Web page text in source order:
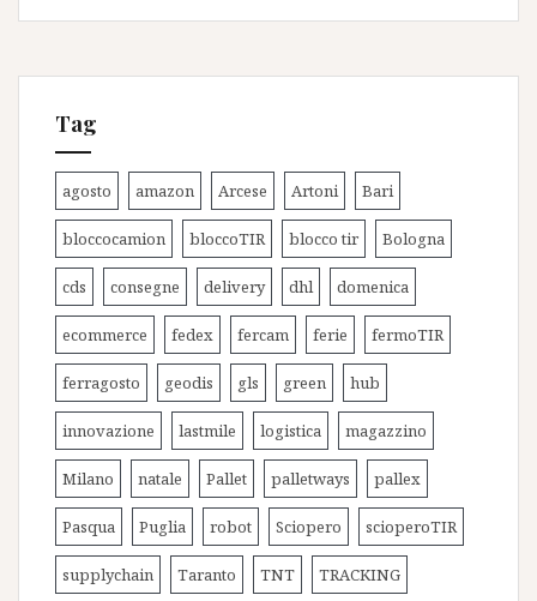
Tag
agosto amazon Arcese Artoni Bari
bloccocamion bloccoTIR blocco tir Bologna
cds consegne delivery dhl domenica
ecommerce fedex fercam ferie fermoTIR
ferragosto geodis gls green hub
innovazione lastmile logistica magazzino
Milano natale Pallet palletways pallex
Pasqua Puglia robot Sciopero scioperoTIR
supplychain Taranto TNT TRACKING